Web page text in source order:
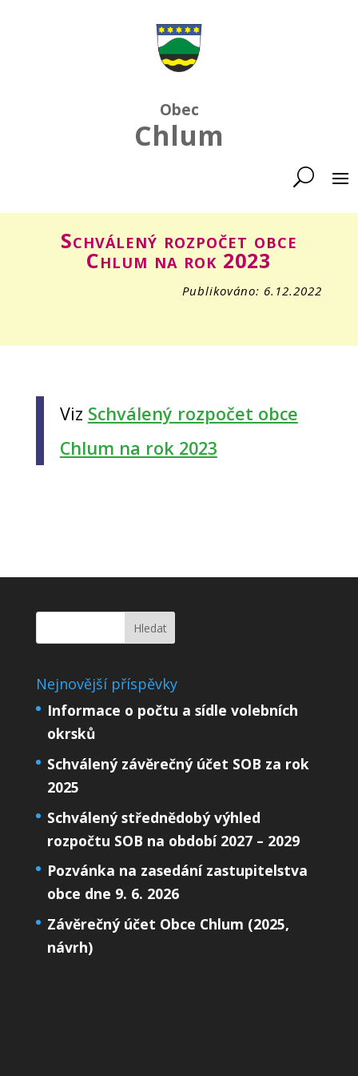
Obec
Chlum
Schválený rozpočet obce
Chlum na rok 2023
Publikováno: 6.12.2022
Viz Schválený rozpočet obce
Chlum na rok 2023
Nejnovější příspěvky
Informace o počtu a sídle volebních
okrsků
Schválený závěrečný účet SOB za rok
2025
Schválený střednědobý výhled
rozpočtu SOB na období 2027 – 2029
Pozvánka na zasedání zastupitelstva
obce dne 9. 6. 2026
Závěrečný účet Obce Chlum (2025,
návrh)